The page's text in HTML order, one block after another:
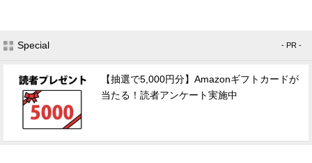
Special - PR -
【抽選で5,000円分】Amazonギフトカードが
当たる！読者アンケート実施中